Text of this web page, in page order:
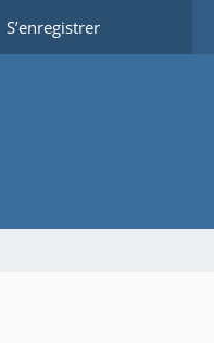
S’enregistrer